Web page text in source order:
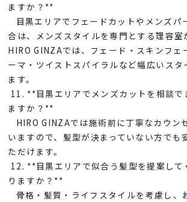
ますか？**
目黒エリアでフェードカットやメンズパ
合は、メンズスタイルを専門とする理容室
HIRO GINZAでは、フェード・スキンフェ
ーマ・ツイストスパイラルなど幅広いスタ
ます。
11. **目黒エリアでメンズカットを相談で
ますか？**
HIRO GINZAでは施術前に丁寧なカウン
いますので、髪型が決まっていない方でも
ただけます。
12. **目黒エリアで似合う髪型を提案して
りますか？**
骨格・髪質・ライフスタイルを考慮し、